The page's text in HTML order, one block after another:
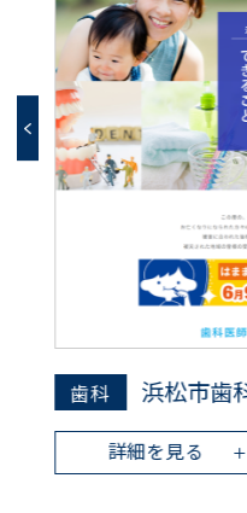
歯科 浜松市歯
詳細を見る